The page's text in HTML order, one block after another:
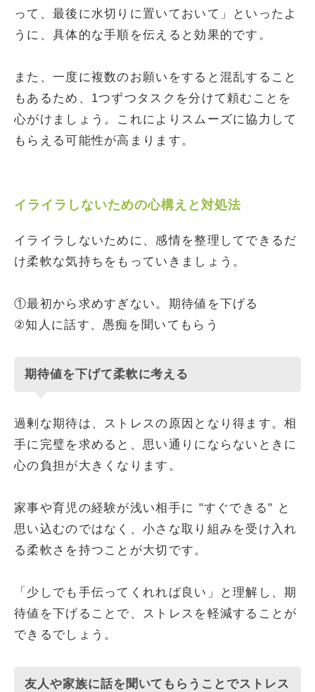
って、最後に水切りに置いておいて」といったよ
うに、具体的な手順を伝えると効果的です。
また、一度に複数のお願いをすると混乱すること
もあるため、1つずつタスクを分けて頼むことを
心がけましょう。これによりスムーズに協力して
もらえる可能性が高まります。
イライラしないための心構えと対処法
イライラしないために、感情を整理してできるだ
け柔軟な気持ちをもっていきましょう。
①最初から求めすぎない。期待値を下げる
②知人に話す、愚痴を聞いてもらう
期待値を下げて柔軟に考える
過剰な期待は、ストレスの原因となり得ます。相
手に完璧を求めると、思い通りにならないときに
心の負担が大きくなります。
家事や育児の経験が浅い相手に "すぐできる" と
思い込むのではなく、小さな取り組みを受け入れ
る柔軟さを持つことが大切です。
「少しでも手伝ってくれれば良い」と理解し、期
待値を下げることで、ストレスを軽減することが
できるでしょう。
友人や家族に話を聞いてもらうことでストレス